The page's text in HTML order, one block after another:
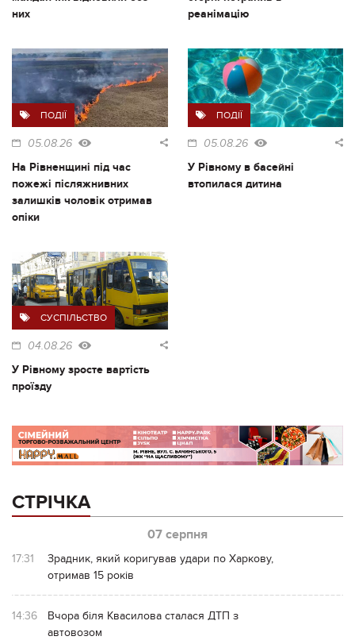
них
реанімацію
ПОДІЇ
05.08.26
На Рівненщині під час
пожежі післяжнивних
залишків чоловік отримав
опіки
ПОДІЇ
05.08.26
У Рівному в басейні
втопилася дитина
СУСПІЛЬСТВО
04.08.26
У Рівному зросте вартість
проїзду
СТРІЧКА
07 серпня
17:31
Зрадник, який коригував удари по Харкову,
отримав 15 років
14:36
Вчора біля Квасилова сталася ДТП з
автовозом